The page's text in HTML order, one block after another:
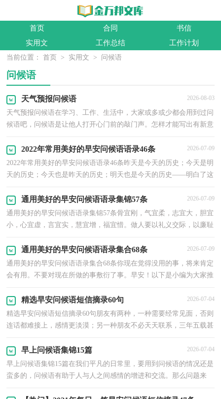
首页 合同
书信
实用文
工作总结 工作计划
当前位置： 首页 > 实用文 > 问候语
问候语
天气预报问候语 2026-08-03
天气预报问候语在学习、工作、生活中，大家或多或少都会用到过问
候语吧，问候语是让他人打开心门前的敲门声。怎样才能写出有新意
2022年常用美好的早安问候语语录46条 2026-07-09
2022年常用美好的早安问候语语录46条昨天是今天的历史；今天是明
天的历史；今天也是昨天的历史；明天也是今天的历史——明白了这
通用美好的早安问候语语录集锦57条 2026-07-09
通用美好的早安问候语语录集锦57条骨宜刚，气宜柔，志宜大，胆宜
小，心宜虚，言宜实，慧宜增，福宜惜。做人要以礼义交际，以廉耻
与...
通用美好的早安问候语语录集合68条 2026-07-09
通用美好的早安问候语语录集合68条你现在觉得没用的事，将来肯定
会有用。不要对现在所做的事敷衍了事。早安！以下是小编为大家推
精选早安问候语短信摘录60句 2026-07-04
精选早安问候语短信摘录60句朋友有两种，一种需要经常见面，否则
连话都难接上，感情更淡漠；另一种朋友不必天天联系，三年五载甚
早上问候语集锦15篇 2026-07-04
早上问候语集锦15篇在我们平凡的日常里，要用到问候语的情况还是
蛮多的，问候语有助于人与人之间感情的增进和交流。那么问题来